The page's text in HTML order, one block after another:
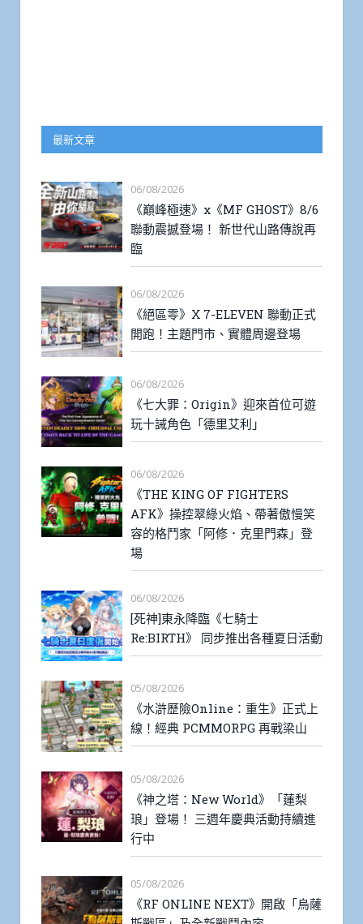
最新文章
06/08/2026
《巔峰極速》x《MF GHOST》8/6
聯動震撼登場！ 新世代山路傳說再
臨
06/08/2026
《絕區零》X 7-ELEVEN 聯動正式
開跑！主題門市、實體周邊登場
06/08/2026
《七大罪：Origin》迎來首位可遊
玩十誡角色「德里艾利」
06/08/2026
《THE KING OF FIGHTERS
AFK》操控翠綠火焰、帶著傲慢笑
容的格鬥家「阿修．克里門森」登
場
06/08/2026
[死神]東永降臨《七騎士
Re:BIRTH》 同步推出各種夏日活動
05/08/2026
《水滸歷險Online：重生》正式上
線！經典 PCMMORPG 再戰梁山
05/08/2026
《神之塔：New World》「蓮梨
琅」登場！ 三週年慶典活動持續進
行中
05/08/2026
《RF ONLINE NEXT》開啟「烏薩